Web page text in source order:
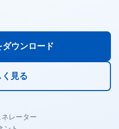
ウンロード
見る
レーター